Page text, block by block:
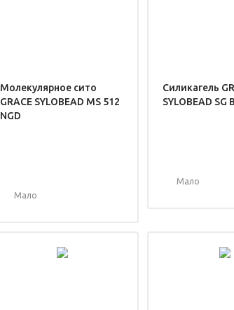
Молекулярное сито
GRACE SYLOBEAD MS 512
NGD
Мало
Силикагель
SYLOBEAD SG
Мало